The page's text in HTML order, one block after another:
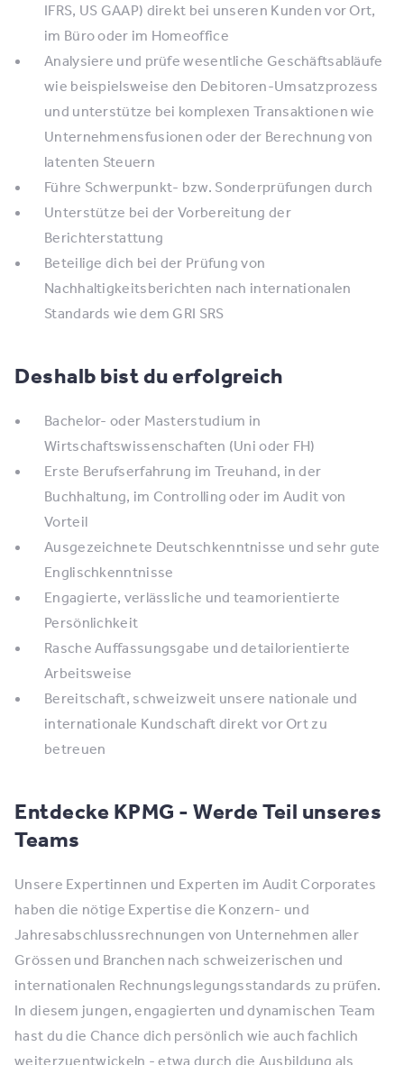
IFRS, US GAAP) direkt bei unseren Kunden vor Ort,
im Büro oder im Homeoffice
Analysiere und prüfe wesentliche Geschäftsabläufe
wie beispielsweise den Debitoren-Umsatzprozess
und unterstütze bei komplexen Transaktionen wie
Unternehmensfusionen oder der Berechnung von
latenten Steuern
Führe Schwerpunkt- bzw. Sonderprüfungen durch
Unterstütze bei der Vorbereitung der
Berichterstattung
Beteilige dich bei der Prüfung von
Nachhaltigkeitsberichten nach internationalen
Standards wie dem GRI SRS
Deshalb bist du erfolgreich
Bachelor- oder Masterstudium in
Wirtschaftswissenschaften (Uni oder FH)
Erste Berufserfahrung im Treuhand, in der
Buchhaltung, im Controlling oder im Audit von
Vorteil
Ausgezeichnete Deutschkenntnisse und sehr gute
Englischkenntnisse
Engagierte, verlässliche und teamorientierte
Persönlichkeit
Rasche Auffassungsgabe und detailorientierte
Arbeitsweise
Bereitschaft, schweizweit unsere nationale und
internationale Kundschaft direkt vor Ort zu
betreuen
Entdecke KPMG - Werde Teil unseres
Teams
Unsere Expertinnen und Experten im Audit Corporates
haben die nötige Expertise die Konzern- und
Jahresabschlussrechnungen von Unternehmen aller
Grössen und Branchen nach schweizerischen und
internationalen Rechnungslegungsstandards zu prüfen.
In diesem jungen, engagierten und dynamischen Team
hast du die Chance dich persönlich wie auch fachlich
weiterzuentwickeln - etwa durch die Ausbildung als